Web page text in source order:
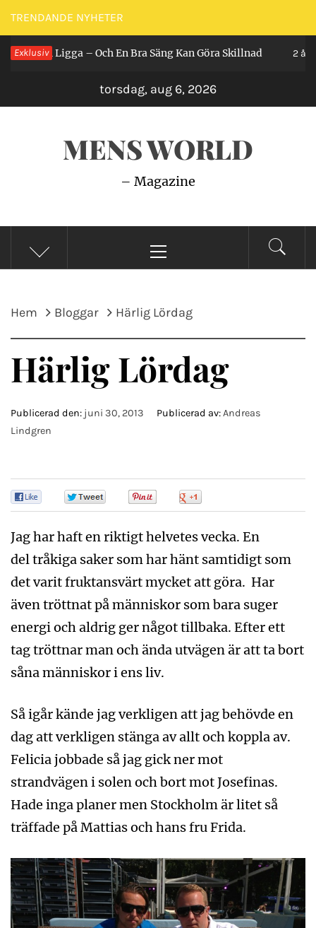
Hoppa
till
innehåll
TRENDANDE NYHETER
Exklusiv
Man Ligga – Och En Bra Säng Kan Göra Skillnad 2 år
torsdag, aug 6, 2026
MENS WORLD
– Magazine
meny
Hem Bloggar Härlig Lördag
Härlig Lördag
Publicerad den: juni 30, 2013 Publicerad av:Andreas
Lindgren
Jag har haft en riktigt helvetes vecka. En
del tråkiga saker som har hänt samtidigt som
det varit fruktansvärt mycket att göra. Har
även tröttnat på människor som bara suger
energi och aldrig ger något tillbaka. Efter ett
tag tröttnar man och ända utvägen är att ta bort
såna människor i ens liv.
Så igår kände jag verkligen att jag behövde en
dag att verkligen stänga av allt och koppla av.
Felicia jobbade så jag gick ner mot
strandvägen i solen och bort mot Josefinas.
Hade inga planer men Stockholm är litet så
träffade på Mattias och hans fru Frida.